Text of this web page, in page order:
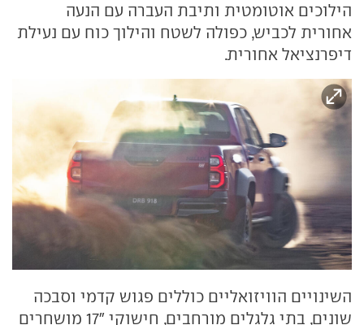
הילוכים אוטומטית ותיבת העברה עם הנעה
אחורית לכביש, כפולה לשטח והילוך כוח עם נעילת
דיפרנציאל אחורית.
השינויים הוויזואליים כוללים פגוש קדמי וסבכה
שונים, בתי גלגלים מורחבים, חישוקי "17 מושחרים